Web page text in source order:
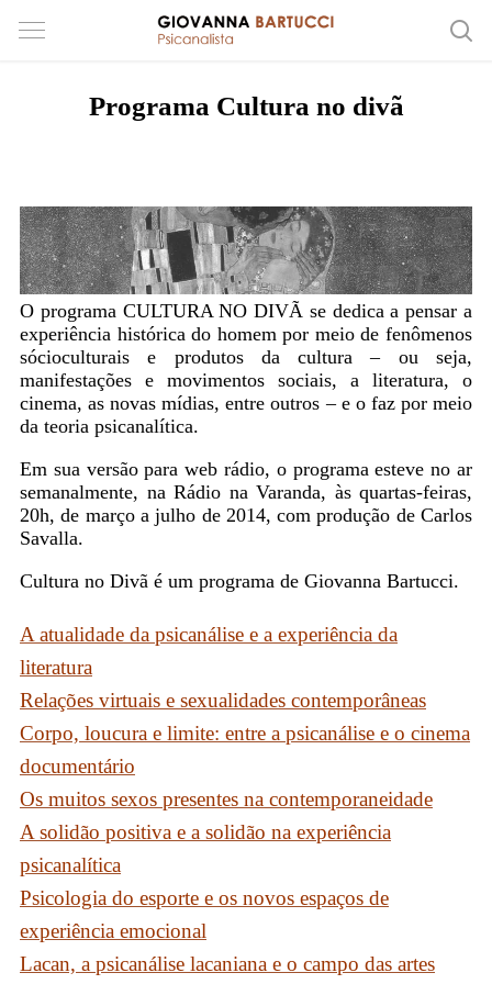
Programa Cultura no divã
O programa CULTURA NO DIVÃ se dedica a pensar a
experiência histórica do homem por meio de fenômenos
sócioculturais e produtos da cultura – ou seja,
manifestações e movimentos sociais, a literatura, o
cinema, as novas mídias, entre outros – e o faz por meio
da teoria psicanalítica.
Em sua versão para web rádio, o programa esteve no ar
semanalmente, na Rádio na Varanda, às quartas-feiras,
20h, de março a julho de 2014, com produção de Carlos
Savalla.
Cultura no Divã é um programa de Giovanna Bartucci.
A atualidade da psicanálise e a experiência da
literatura
Relações virtuais e sexualidades contemporâneas
Corpo, loucura e limite: entre a psicanálise e o cinema
documentário
Os muitos sexos presentes na contemporaneidade
A solidão positiva e a solidão na experiência
psicanalítica
Psicologia do esporte e os novos espaços de
experiência emocional
Lacan, a psicanálise lacaniana e o campo das artes